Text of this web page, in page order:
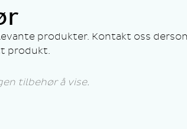
produkter. Kontakt oss
produkt.
tilbehør å vise.